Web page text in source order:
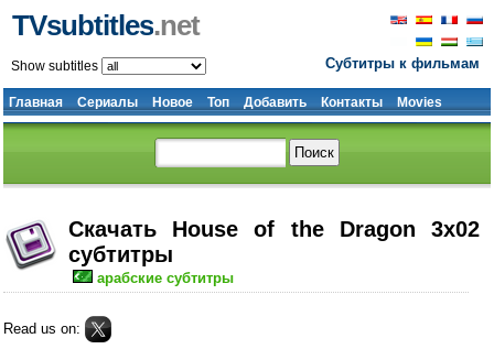
Субтитры к фильмам
TVsubtitles.net
Главная Сериалы Новое Топ Добавить Контакты Movies
Show subtitles
Скачать House of the Dragon 3x02
субтитры
арабские субтитры
Read us on: